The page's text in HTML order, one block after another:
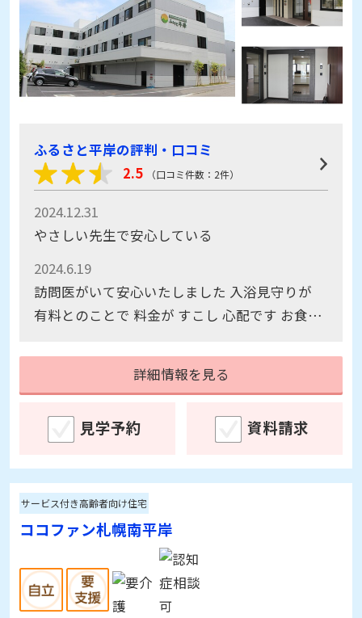
ふるさと平岸の評判・口コミ
2.5 （口コミ件数：2件）
2024.12.31
やさしい先生で安心している
2024.6.19
有料とのことで 料金が すこし 心配です お食事
も 手作りで 安心しております
詳細情報を見る
見学予約 資料請求
ココファン札幌南平岸